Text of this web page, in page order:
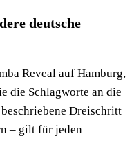
deutsche
Reveal auf Hamburg,
die Schlagworte an die
Dreischritt
– gilt für jeden